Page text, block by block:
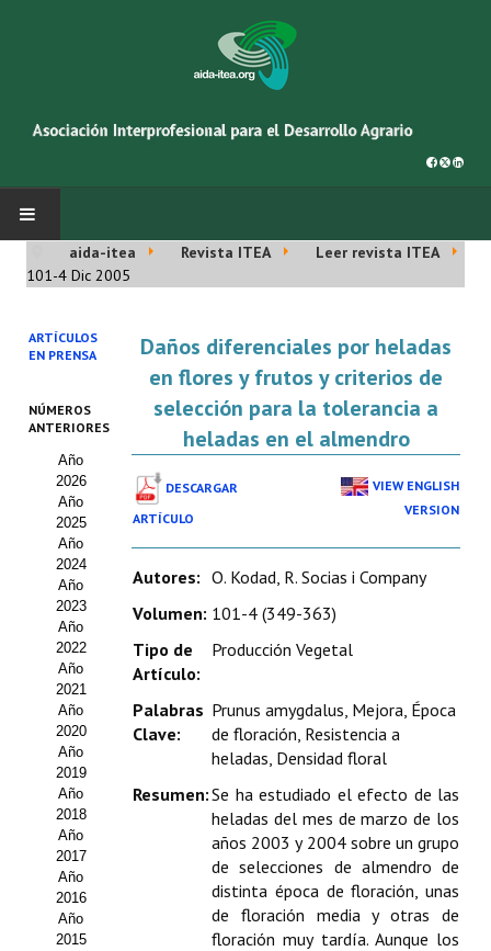
INICIO
Asociación AIDA
Cincuentenario AIDA
Organigrama
Estatutos
Hacerse socio
Noticias
Galería de Fotos
Web AIDA 2.0
REVISTA ITEA
Presentación ITEA
Equipo Editorial
Leer revista ITEA
Directrices para autores/as
aida-itea Revista ITEA
Leer revista ITEA
101-4 Dic 2005
ARTÍCULOS
EN PRENSA
NÚMEROS
ANTERIORES
Año
2026
Año
2025
Año
2024
Año
2023
Año
2022
Año
2021
Año
2020
Año
2019
Año
2018
Año
2017
Año
2016
Año
2015
Daños diferenciales por heladas
en flores y frutos y criterios de
selección para la tolerancia a
heladas en el almendro
DESCARGAR
ARTÍCULO
VIEW ENGLISH
VERSION
Autores: O. Kodad, R. Socias i Company
Volumen: 101-4 (349-363)
Tipo de
Artículo:
Producción Vegetal
Palabras
Clave:
Prunus amygdalus, Mejora, Época
de floración, Resistencia a
heladas, Densidad floral
Resumen:Se ha estudiado el efecto de las
heladas del mes de marzo de los
años 2003 y 2004 sobre un grupo
de selecciones de almendro de
distinta época de floración, unas
de floración media y otras de
floración muy tardía. Aunque los